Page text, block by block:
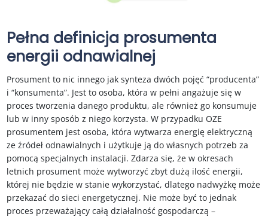
Pełna definicja prosumenta
energii odnawialnej
Prosument to nic innego jak synteza dwóch pojęć “producenta”
i “konsumenta”. Jest to osoba, która w pełni angażuje się w
proces tworzenia danego produktu, ale również go konsumuje
lub w inny sposób z niego korzysta. W przypadku OZE
prosumentem jest osoba, która wytwarza energię elektryczną
ze źródeł odnawialnych i użytkuje ją do własnych potrzeb za
pomocą specjalnych instalacji. Zdarza się, że w okresach
letnich prosument może wytworzyć zbyt dużą ilość energii,
której nie będzie w stanie wykorzystać, dlatego nadwyżkę może
przekazać do sieci energetycznej. Nie może być to jednak
proces przeważający całą działalność gospodarczą –